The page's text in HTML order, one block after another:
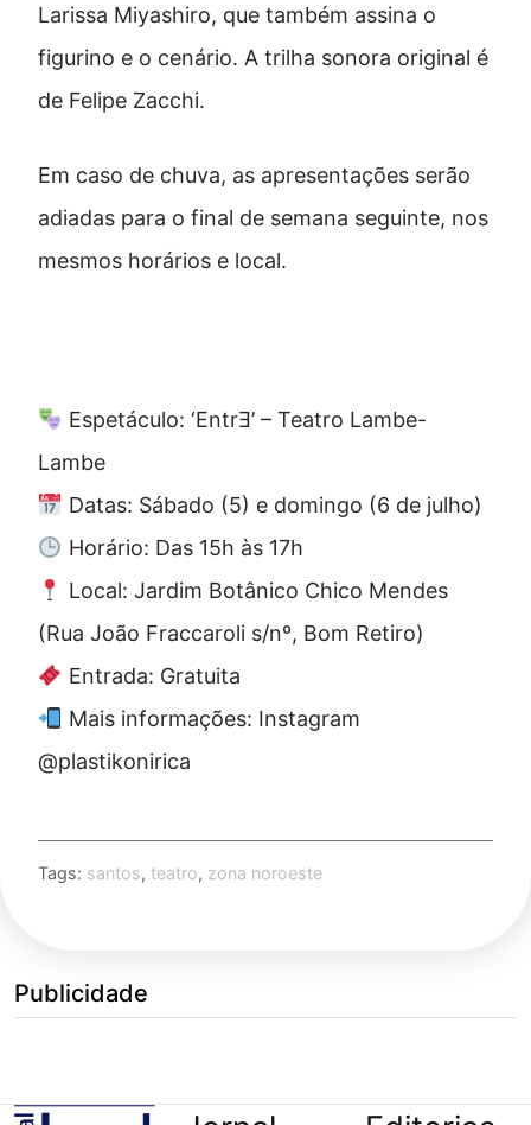
Larissa Miyashiro, que também assina o
figurino e o cenário. A trilha sonora original é
de Felipe Zacchi.
Em caso de chuva, as apresentações serão
adiadas para o final de semana seguinte, nos
mesmos horários e local.
Espetáculo: ‘EntrƎ’ – Teatro Lambe-
Lambe
Datas: Sábado (5) e domingo (6 de julho)
Horário: Das 15h às 17h
Local: Jardim Botânico Chico Mendes
(Rua João Fraccaroli s/nº, Bom Retiro)
Entrada: Gratuita
Mais informações: Instagram
@plastikonirica
Tags: santos, teatro, zona noroeste
Publicidade